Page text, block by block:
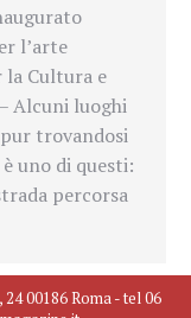
l’arte
la Cultura e
Alcuni luoghi
trovandosi
uno di questi:
percorsa
00186 Roma - tel 06